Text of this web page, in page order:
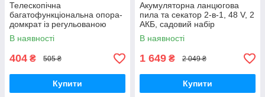
Телескопічна
багатофункціональна опора-
домкрат із регульованою
висотою 30-59 см і
навантаженням до 40 кг
В наявності
404 ₴ 505 ₴
Купити
Акумуляторна ланцюгова
пила та секатор 2-в-1, 48 V, 2
АКБ, садовий набір
інструментів, кейс
В наявності
1 649 ₴ 2 049 ₴
Купити